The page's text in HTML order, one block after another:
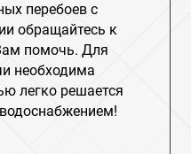
перебоев с
обращайтесь к
помочь. Для
необходима
легко решается